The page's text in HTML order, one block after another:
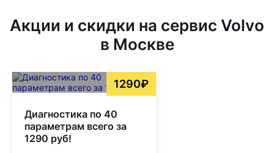
Акции и скидки на сервис Volvo
в Москве
1290₽
Диагностика по 40
параметрам всего за
1290 руб!